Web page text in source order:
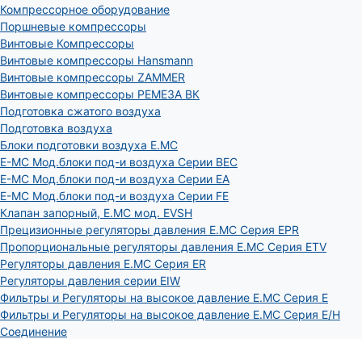
Компрессорное оборудование
Поршневые компрессоры
Винтовые Компрессоры
Винтовые компрессоры Hansmann
Винтовые компрессоры ZAMMER
Винтовые компрессоры РЕМЕЗА ВК
Подготовка сжатого воздуха
Подготовка воздуха
Блоки подготовки воздуха E.MC
E-MC Мод.блоки под-и воздуха Серии BEC
E-MC Мод.блоки под-и воздуха Серии EA
E-MC Мод.блоки под-и воздуха Серии FE
Клапан запорный, E.MC мод. EVSH
Прецизионные регуляторы давления E.MC Серия EPR
Пропорциональные регуляторы давления E.MC Серия ETV
Регуляторы давления E.MC Серия ER
Регуляторы давления серии EIW
Фильтры и Регуляторы на высокое давление E.MC Серия E
Фильтры и Регуляторы на высокое давление E.MC Серия E/H
Соединение